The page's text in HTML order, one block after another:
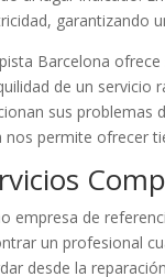
garantizando
Barcelona
de un servicio
sus problemas
nos permite ofrecer
empresa de
un profesional
desde la